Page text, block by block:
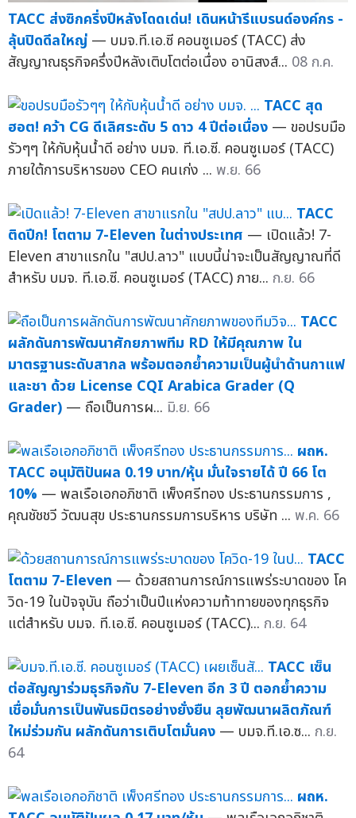
TACC ส่งซิกครึ่งปีหลังโดดเด่น! เดินหน้ารีแบรนด์องค์กร -
ลุ้นปิดดีลใหญ่ — บมจ.ที.เอ.ซี คอนซูเมอร์ (TACC) ส่ง
สัญญาณธุรกิจครึ่งปีหลังเติบโตต่อเนื่อง อานิสงส์... 08 ก.ค.
TACC สุด
ฮอต! คว้า CG ดีเลิศระดับ 5 ดาว 4 ปีต่อเนื่อง — ขอปรบมือ
รัวๆๆ ให้กับหุ้นน้ำดี อย่าง บมจ. ที.เอ.ซี. คอนซูเมอร์ (TACC)
ภายใต้การบริหารของ CEO คนเก่ง ... พ.ย. 66
TACC
ติดปีก! โตตาม 7-Eleven ในต่างประเทศ — เปิดแล้ว! 7-
Eleven สาขาแรกใน "สปป.ลาว" แบบนี้น่าจะเป็นสัญญาณที่ดี
สำหรับ บมจ. ที.เอ.ซี. คอนซูเมอร์ (TACC) ภาย... ก.ย. 66
TACC
ผลักดันการพัฒนาศักยภาพทีม RD ให้มีคุณภาพ ใน
มาตรฐานระดับสากล พร้อมตอกย้ำความเป็นผู้นำด้านกาแฟ
และชา ด้วย License CQI Arabica Grader (Q
Grader) — ถือเป็นการผ... มิ.ย. 66
ผถห.
TACC อนุมัติปันผล 0.19 บาท/หุ้น มั่นใจรายได้ ปี 66 โต
10% — พลเรือเอกอภิชาติ เพ็งศรีทอง ประธานกรรมการ ,
คุณชัชชวี วัฒนสุข ประธานกรรมการบริหาร บริษัท ... พ.ค. 66
TACC
โตตาม 7-Eleven — ด้วยสถานการณ์การแพร่ระบาดของ โค
วิด-19 ในปัจจุบัน ถือว่าเป็นปีแห่งความท้าทายของทุกธุรกิจ
แต่สำหรับ บมจ. ที.เอ.ซี. คอนซูเมอร์ (TACC)... ก.ย. 64
TACC เซ็น
ต่อสัญญาร่วมธุรกิจกับ 7-Eleven อีก 3 ปี ตอกย้ำความ
เชื่อมั่นการเป็นพันธมิตรอย่างยั่งยืน ลุยพัฒนาผลิตภัณฑ์
ใหม่ร่วมกัน ผลักดันการเติบโตมั่นคง — บมจ.ที.เอ.ซ... ก.ย.
64
ผถห.